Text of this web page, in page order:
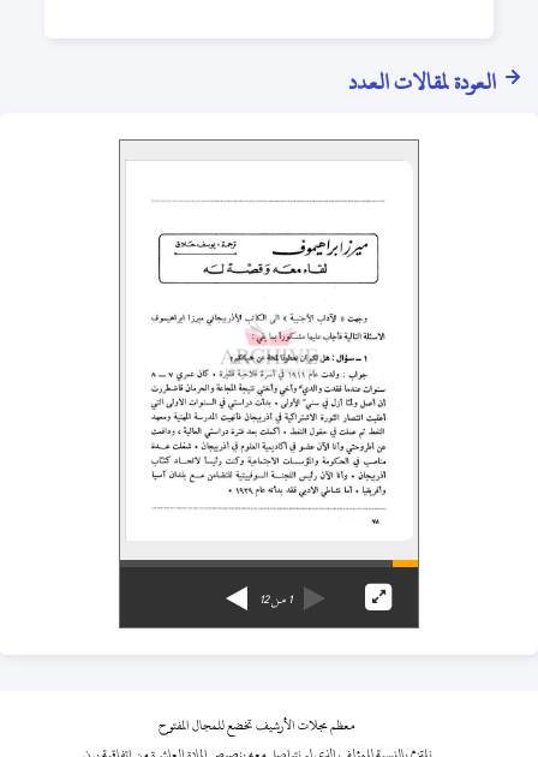
العودة لمقالات العدد
1من12
معظم مجلات الأرشيف تخضع للمجال المفتوح